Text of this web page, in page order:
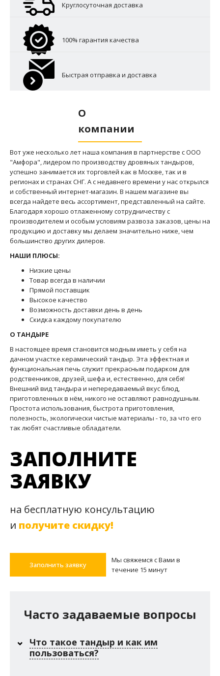
Интернет-магазин тандыров и
аксессуаров
100% гарантия качества
Быстрая отправка и доставка
О
Вот уже несколько лет наша компания в партнерстве с ООО
"Амфора", лидером по производству дровяных тандыров,
успешно занимается их торговлей как в Москве, так и в
регионах и странах СНГ. А с недавнего времени у нас открылся
и собственный интернет-магазин. В нашем магазине вы
всегда найдете весь ассортимент, представленный на сайте.
производителем и особым условиям развоза заказов, цены на
продукцию и доставку мы делаем значительно ниже, чем
большинство других дилеров.
НАШИ ПЛЮСЫ:
Низкие цены
Товар всегда в наличии
Прямой поставщик
Высокое качество
Скидка каждому покупателю
О ТАНДЫРЕ
В настоящее время становится модным иметь у себя на
родственников, друзей, шефа и, естественно, для себя!
Внешний вид тандыра и непередаваемый вкус блюд,
приготовленных в нём, никого не оставляют равнодушным.
полезность, экологически чистые материалы - то, за что его
так любят счастливые обладатели.
ЗАЯВКУ
на бесплатную консультацию
получите скидку!